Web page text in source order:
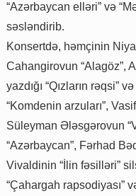
“Azərbaycan elləri” və
səsləndirib.
Konsertdə, həmçinin
Cahangirovun “Alagöz”,
yazdığı “Qızların rəqsi”
“Komdenin arzuları”,
Süleyman Ələsgərovun
“Azərbaycan”, Fərhad
Vivaldinin “İlin fəsilləri”
“Çahargah rapsodiyası”